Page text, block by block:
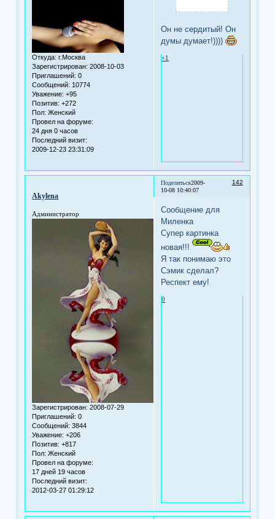
Откуда: г.Москва
Зарегистрирован: 2008-10-03
Приглашений: 0
Сообщений: 10774
Уважение: +95
Позитив: +272
Пол: Женский
Провел на форуме:
24 дня 0 часов
Последний визит:
2009-12-23 23:31:09
Он не сердитый! Он
думы думает!))))
+1
Поделиться 142
2009-
10-08 10:40:07
Akylena
Администратор
Зарегистрирован: 2008-07-29
Приглашений: 0
Сообщений: 3844
Уважение: +206
Позитив: +817
Пол: Женский
Провел на форуме:
17 дней 19 часов
Последний визит:
2012-03-27 01:29:12
Сообщение для
Миленка
Супер картинка
новая!!!
Я так понимаю это
Сэмик сделал?
Респект ему!
0